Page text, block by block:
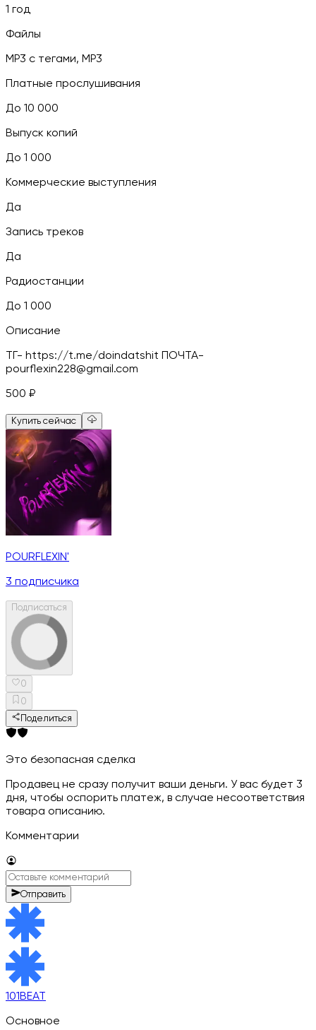
1 год
Файлы
MP3 c тегами, MP3
Платные прослушивания
До 10 000
Выпуск копий
До 1 000
Коммерческие выступления
Да
Запись треков
Да
Радиостанции
До 1 000
Описание
ТГ- https://t.me/doindatshit ПОЧТА-
pourflexin228@gmail.com
500 ₽
Купить сейчас
POURFLEXIN'
3 подписчика
Подписаться
0
0
Поделиться
Это безопасная сделка
Продавец не сразу получит ваши деньги. У вас будет 3
дня, чтобы оспорить платеж, в случае несоответствия
товара описанию.
Комментарии
Отправить
101BEAT
Основное